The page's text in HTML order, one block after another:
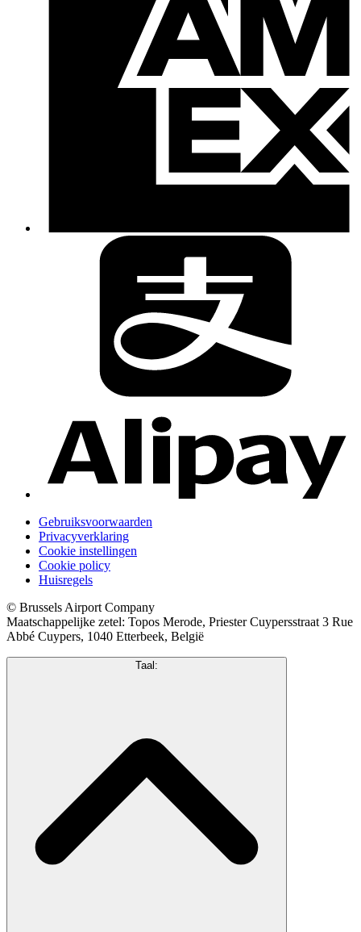
Gebruiksvoorwaarden
Privacyverklaring
Cookie instellingen
Cookie policy
Huisregels
© Brussels Airport Company
Maatschappelijke zetel: Topos Merode, Priester Cuypersstraat 3 Rue
Abbé Cuypers, 1040 Etterbeek, België
Taal: